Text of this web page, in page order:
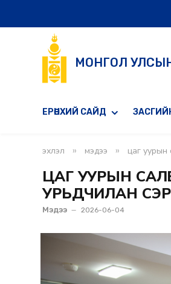
МОНГОЛ
ЕРӨНХИЙ САЙД
эхлэл » мэдээ » цаг уурын
ЦАГ УУРЫН
УРЬДЧИЛАН
Мэдээ 2026-06-04